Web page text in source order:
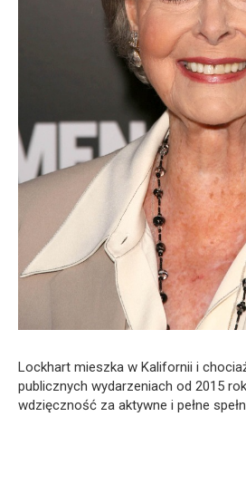
Lockhart mieszka w Kalifornii i
publicznych wydarzeniach od 2015
wdzięczność za aktywne i pełne